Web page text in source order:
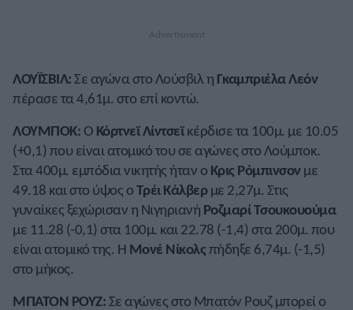
ΛΟΥΪΣΒΙΛ:Σε αγώνα στο Λούσβιλ η Γκαμπριέλα Λεόν
πέρασε τα 4,61μ. στο επί κοντώ.
ΛΟΥΜΠΟΚ: Ο Κόρτνεϊ Λίντσεϊκέρδισε τα 100μ. με 10.05
(+0,1) που είναι ατομικό του σε αγώνες στο Λούμποκ.
Στα 400μ. εμπόδια νικητής ήταν ο Κρις Ρόμπινσονμε
49.18 και στο ύψος οΤρέι Κάλβερμε 2,27μ. Στις
γυναίκες ξεχώρισαν η Νιγηριανή Ροζμαρί Τσουκουούμα
με 11.28 (-0,1) στα 100μ. και 22.78 (-1,4) στα 200μ. που
είναι ατομικό της. Η Μονέ Νίκολςπήδηξε 6,74μ. (-1,5)
στο μήκος.
ΜΠΑΤΟΝ ΡΟΥΖ:Σε αγώνες στο Μπατόν Ρουζ μπορεί ο